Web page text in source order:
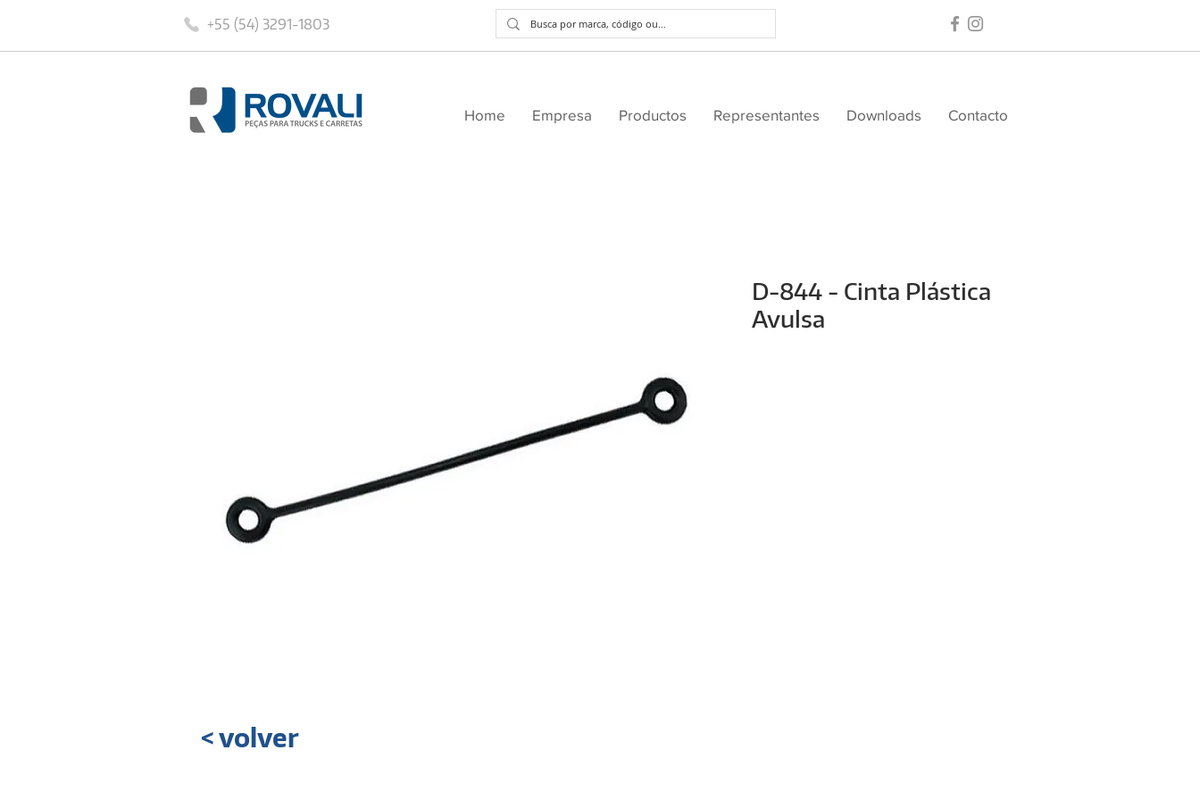
+55 (54) 3291-1803
Home Empresa Productos Representantes Downloads Contacto
D-844 - Cinta Plástica
Avulsa
< volver